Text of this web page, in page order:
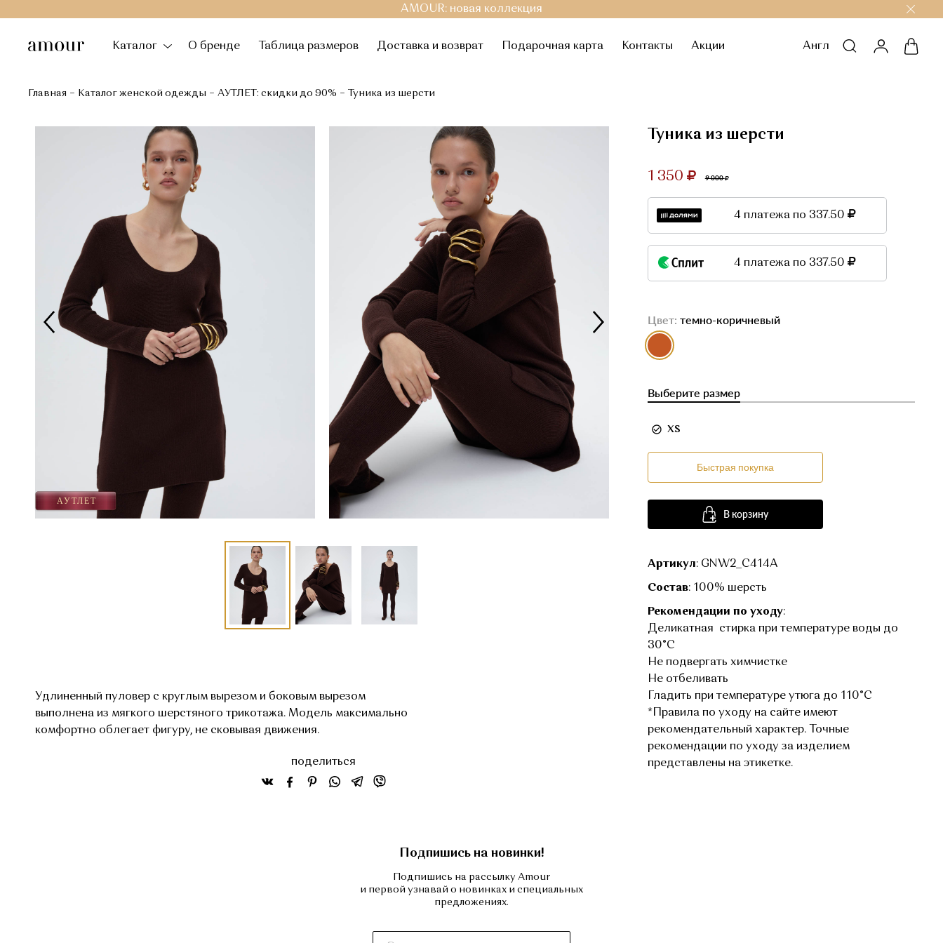
AMOUR: новая коллекция
Каталог О бренде Таблица размеров Доставка и возврат Подарочная карта Контакты Акции Англ
личный
Главная Каталог женской одежды АУТЛЕТ: скидки до 90% Туника из шерсти
Удлиненный пуловер с круглым вырезом и боковым вырезом
выполнена из мягкого шерстяного трикотажа. Модель максимально
комфортно облегает фигуру, не сковывая движения.
поделиться
Артикул: GNW2_C414A
Состав: 100% шерсть
Рекомендации по уходу:
Деликатная стирка при температуре воды до
30°C
Не подвергать химчистке
Не отбеливать
Гладить при температуре утюга до 110°C
*Правила по уходу на сайте имеют
рекомендательный характер. Точные
рекомендации по уходу за изделием
представлены на этикетке.
Туника из шерсти
1 350 9 000
4 платежа по 337.50
4 платежа по 337.50
Цвет: темно-коричневый
выбор цвета
Выберите размер
XS
Быстрая покупка
В корзину
Подпишись на новинки!
Подпишись на рассылку Amour
и первой узнавай о новинках и специальных
предложениях.